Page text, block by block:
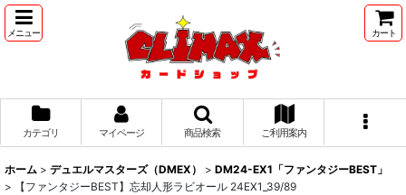
メニュー カート
カテゴリ マイページ 商品検索 ご利用案内
ホーム > デュエルマスターズ（DMEX） > DM24-EX1「ファンタジーBEST」
>
【ファンタジーBEST】忘却人形ラビオール 24EX1_39/89